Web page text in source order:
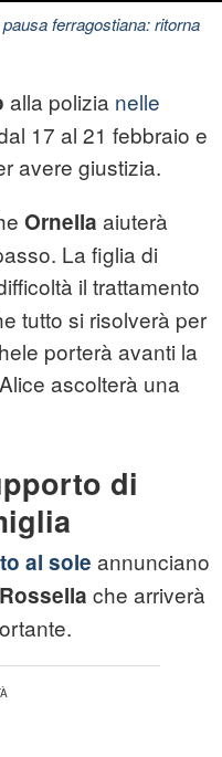
ferragostiana: ritorna
alla polizia nelle
17 al 21 febbraio e
avere giustizia.
Ornella aiuterà
La figlia di
il trattamento
tutto si risolverà per
porterà avanti la
ascolterà una
di
al sole annunciano
Rossella che arriverà